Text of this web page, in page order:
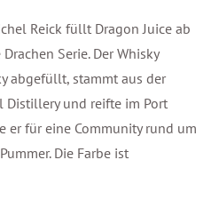
Reick füllt Dragon Juice ab
Serie. Der Whisky
abgefüllt, stammt aus der
Distillery und reifte im Port
er für eine Community rund um
Die Farbe ist